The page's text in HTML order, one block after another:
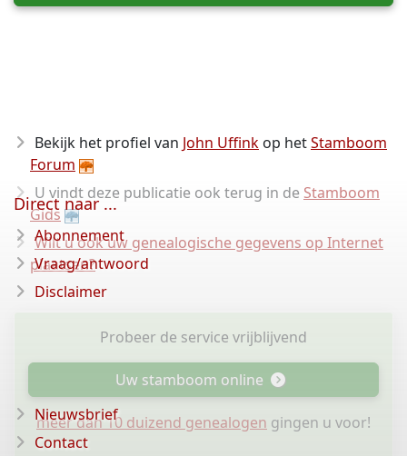
Bekijk het profiel van John Uffink op hetStamboom
Forum
U vindt deze publicatie ook terug in de Stamboom
Gids
Wilt u ook uw genealogische gegevens op Internet
plaatsen?
Probeer de service vrijblijvend
Uw stamboom online
meer dan 10 duizend genealogen gingen u voor!
Direct naar ...
Abonnement
Vraag/antwoord
Disclaimer
Nieuwsbrief
Contact